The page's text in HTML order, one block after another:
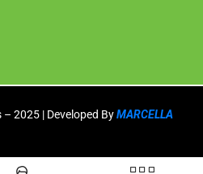
2025 | Developed ByMARCELLA